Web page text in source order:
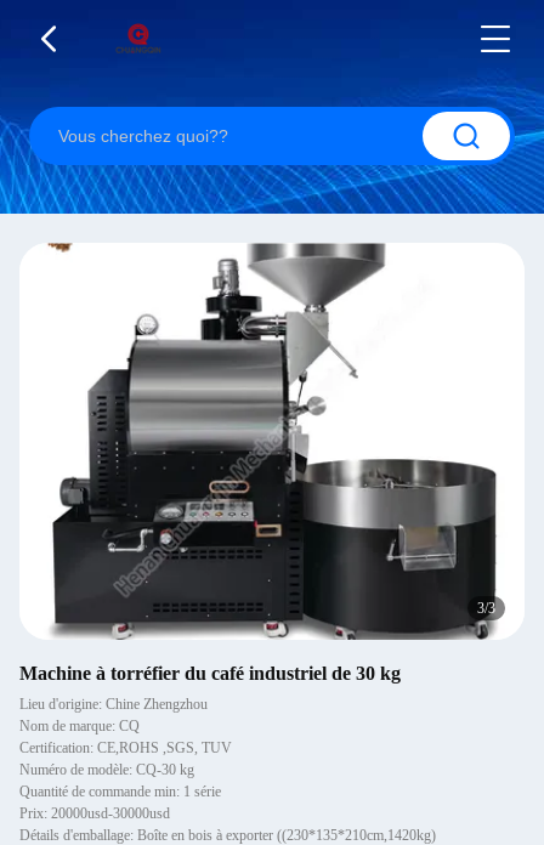
1/3
Machine à torréfier du café industriel de 30 kg
Lieu d'origine: Chine Zhengzhou
Nom de marque: CQ
Certification: CE,ROHS ,SGS, TUV
Numéro de modèle: CQ-30 kg
Quantité de commande min: 1 série
Prix: 20000usd-30000usd
Détails d'emballage: Boîte en bois à exporter ((230*135*210cm,1420kg)